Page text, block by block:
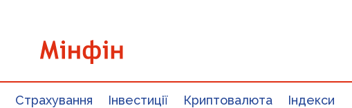
Страхування Інвестиції Криптовалюта Індекси